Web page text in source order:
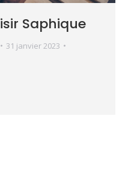
Saphique
31 janvier 2023